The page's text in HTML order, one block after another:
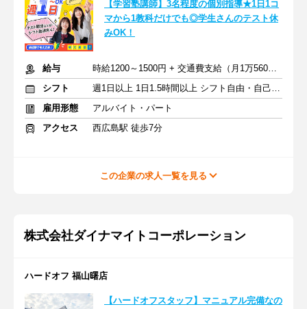
【学習塾講師】3名程度の個別指導★1日1コ
マから1教科だけでも◎学生さんのテスト休
みOK！
給与
時給1200～1500円 + 交通費支給（月1万5600円迄）
シフト
週1日以上 1日1.5時間以上 シフト自由・自己申告
雇用形態
アルバイト・パート
アクセス
西広島駅 徒歩7分
この企業の求人一覧を見る
株式会社ダイナマイトコーポレーション
ハードオフ 福山曙店
【ハードオフスタッフ】マニュアル完備なの